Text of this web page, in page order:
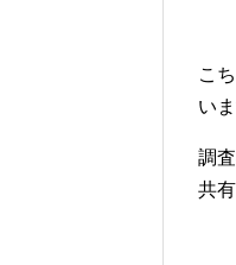
こ
いま
調
共